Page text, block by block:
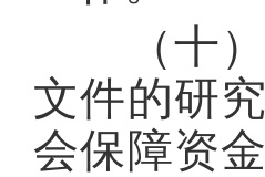
（十）
文件的研
会保障资